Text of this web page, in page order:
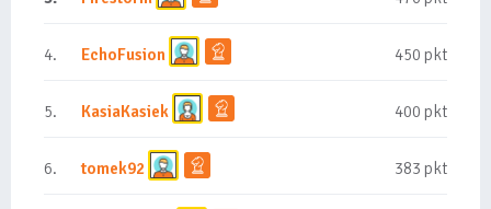
4. EchoFusion 450 pkt
5. KasiaKasiek 400 pkt
6. tomek92 383 pkt